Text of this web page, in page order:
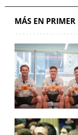
MÁS EN PRIMER